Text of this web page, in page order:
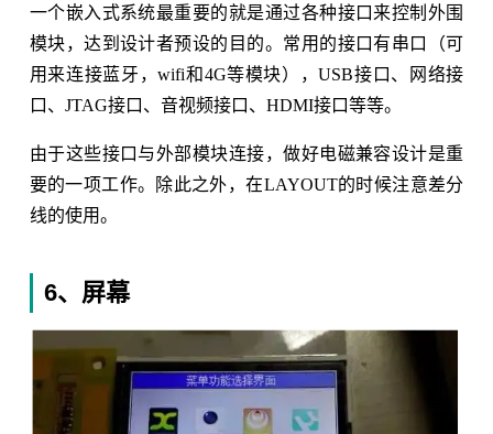
一个嵌入式系统最重要的就是通过各种接口来控制外围
模块，达到设计者预设的目的。常用的接口有串口（可
用来连接蓝牙，wifi和4G等模块），USB接口、网络接
口、JTAG接口、音视频接口、HDMI接口等等。
由于这些接口与外部模块连接，做好电磁兼容设计是重
要的一项工作。除此之外，在LAYOUT的时候注意差分
线的使用。
6、屏幕